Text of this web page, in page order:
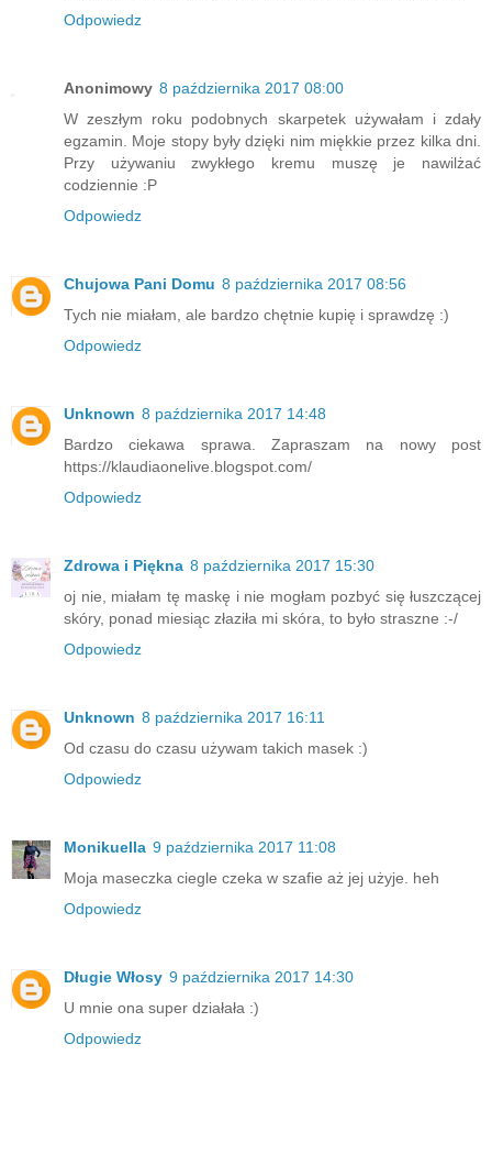
Odpowiedz
Anonimowy 8 października 2017 08:00
W zeszłym roku podobnych skarpetek używałam i zdały
egzamin. Moje stopy były dzięki nim miękkie przez kilka dni.
Przy używaniu zwykłego kremu muszę je nawilżać
codziennie :P
Odpowiedz
Chujowa Pani Domu 8 października 2017 08:56
Tych nie miałam, ale bardzo chętnie kupię i sprawdzę :)
Odpowiedz
Unknown 8 października 2017 14:48
Bardzo ciekawa sprawa. Zapraszam na nowy post
https://klaudiaonelive.blogspot.com/
Odpowiedz
Zdrowa i Piękna 8 października 2017 15:30
oj nie, miałam tę maskę i nie mogłam pozbyć się łuszczącej
skóry, ponad miesiąc złaziła mi skóra, to było straszne :-/
Odpowiedz
Unknown 8 października 2017 16:11
Od czasu do czasu używam takich masek :)
Odpowiedz
Monikuella 9 października 2017 11:08
Moja maseczka ciegle czeka w szafie aż jej użyje. heh
Odpowiedz
Długie Włosy 9 października 2017 14:30
U mnie ona super działała :)
Odpowiedz